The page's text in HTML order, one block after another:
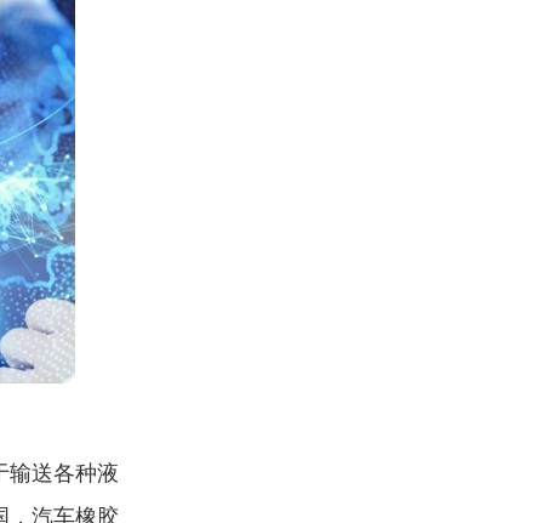
输送各种液
，汽车橡胶